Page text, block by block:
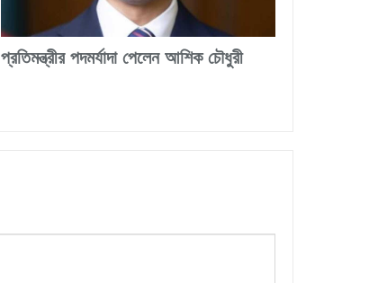
প্রতিমন্ত্রীর পদমর্যাদা পেলেন আশিক চৌধুরী